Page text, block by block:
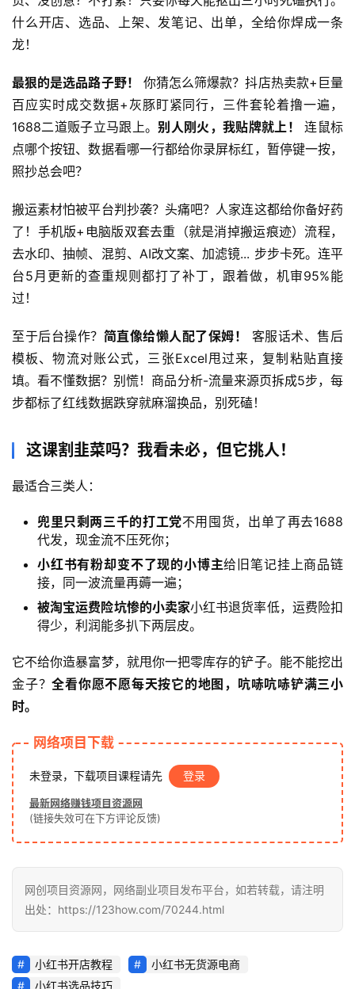
目
中
创
网
冒
网
福
缘
业
网
什么开店、选品、上架、发笔记、出单，全给你焊成一条
龙！
最狠的是选品路子野！
你猜怎么筛爆款？抖店热卖款+巨量
百应实时成交数据+灰豚盯紧同行，三件套轮着撸一遍，
1688二道贩子立马跟上。别人刚火，我贴牌就上！
连鼠标
点哪个按钮、数据看哪一行都给你录屏标红，暂停键一按，
照抄总会吧？
搬运素材怕被平台判抄袭？头痛吧？人家连这都给你备好药
了！手机版+电脑版双套去重（就是消掉搬运痕迹）流程，
去水印、抽帧、混剪、AI改文案、加滤镜... 步步卡死。连平
台5月更新的查重规则都打了补丁，跟着做，机审95%能
过！
至于后台操作？ 简直像给懒人配了保姆！
客服话术、售后
模板、物流对账公式，三张Excel甩过来，复制粘贴直接
填。看不懂数据？别慌！商品分析-流量来源页拆成5步，每
步都标了红线数据跌穿就麻溜换品，别死磕！
这课割韭菜吗？我看未必，但它挑人！
最适合三类人：
兜里只剩两三千的打工党不用囤货，出单了再去1688
代发，现金流不压死你；
小红书有粉却变不了现的小博主给旧笔记挂上商品链
接，同一波流量再薅一遍；
被淘宝运费险坑惨的小卖家小红书退货率低，运费险扣
得少，利润能多扒下两层皮。
它不给你造暴富梦，就甩你一把零库存的铲子。能不能挖出
金子？全看你愿不愿每天按它的地图，吭哧吭哧铲满三小
时。
网络项目下载
未登录，下载项目课程请先 登录
最新网络赚钱项目资源网
(链接失效可在下方评论反馈)
网创项目资源网，网络副业项目发布平台，如若转载，请注明
出处：https://123how.com/70244.html
小红书开店教程
小红书无货源电商
小红书选品技巧